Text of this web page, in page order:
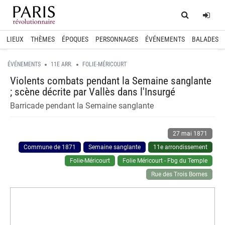
Home
LIEUX THÈMES ÉPOQUES PERSONNAGES ÉVÉNEMENTS BALADES
ÉVÉNEMENTS 11E ARR. FOLIE-MÉRICOURT
Violents combats pendant la Semaine sanglante
; scène décrite par Vallès dans l'Insurgé
Barricade pendant la Semaine sanglante
27 mai 1871
Commune de 1871
Semaine sanglante
11e arrondissement
Folie-Méricourt
Folie Méricourt - Fbg du Temple
Rue des Trois Bornes